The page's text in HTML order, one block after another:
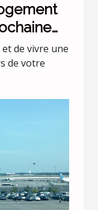
de vivre une
de votre